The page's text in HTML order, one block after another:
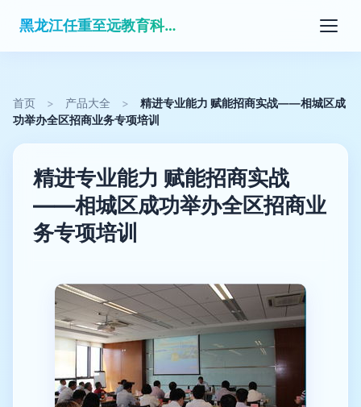
黑龙江任重至远教育科技有限公司
首页 > 产品大全 >
精进专业能力 赋能招商实战——相城区成
功举办全区招商业务专项培训
精进专业能力 赋能招商实战
——相城区成功举办全区招商业
务专项培训